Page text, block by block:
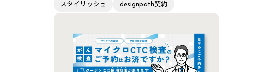
スタイリッシュ designpath契約